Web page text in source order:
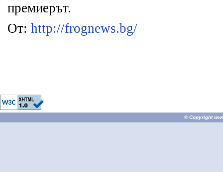
премиерът.
От: http://frognews.bg/
© Copyright